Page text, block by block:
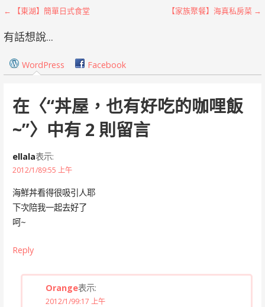
文
章
導
覽
← 【東湖】簡單日式食堂 【家族聚餐】海真私房菜 →
有話想說...
WordPress Facebook
在〈“丼屋，也有好吃的咖哩飯
~”〉中有 2 則留言
ellala表示:
2012/1/89:55 上午
海鮮丼看得很吸引人耶
下次陪我一起去好了
呵~
Reply
Orange表示:
2012/1/99:17 上午